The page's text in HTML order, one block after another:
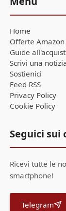
Home
Offerte Amazon
Guide
Scrivi una
Sostienici
Feed RSS
Privacy Policy
Cookie Policy
Seguici sui
Ricevi tutte le
smartphone!
Telegram